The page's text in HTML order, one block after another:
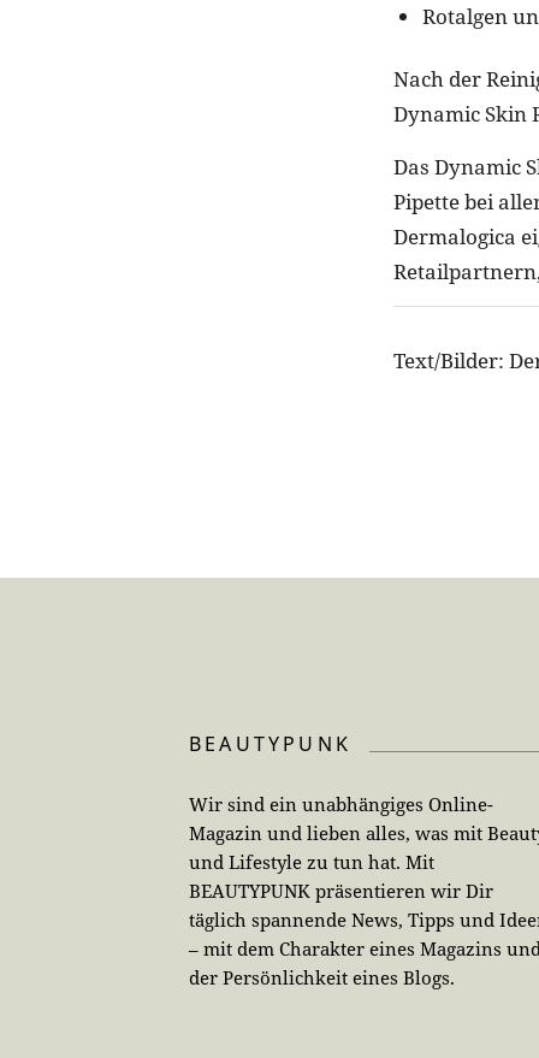
Rotalgen
Nach der
Dynamic Skin
Das Dynamic
Pipette bei
Dermalogica
Text/Bilder:
BEAUTYPUNK
Wir sind ein unabhängiges Online-
Magazin und lieben alles, was mit
und Lifestyle zu tun hat. Mit
BEAUTYPUNK präsentieren wir Dir
täglich spannende News, Tipps und
– mit dem Charakter eines Magazins
der Persönlichkeit eines Blogs.